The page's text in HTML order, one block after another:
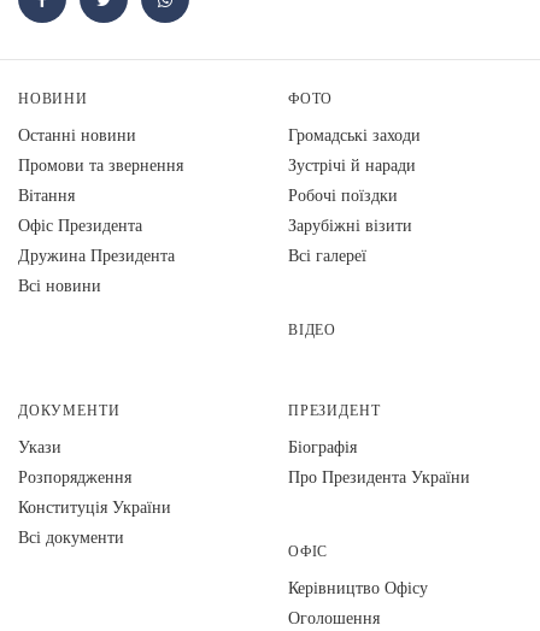
НОВИНИ
Останні новини
Промови та звернення
Вiтання
Офіс Президента
Дружина Президента
Всі новини
ФОТО
Громадські заходи
Зустрічі й наради
Робочі поїздки
Зарубіжні візити
Всі галереї
ВІДЕО
ДОКУМЕНТИ
Укази
Розпорядження
Конституція України
Всі документи
ПРЕЗИДЕНТ
Біографія
Про Президента України
ОФІС
Керівництво Офісу
Оголошення